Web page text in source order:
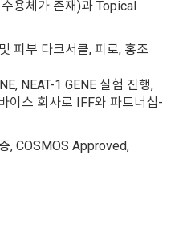
용체가 존재)과 Topical
피부 다크서클, 피로, 홍조
NEAT-1 GENE 실험 진행,
이스 회사로 IFF와 파트너십-
, COSMOS Approved,